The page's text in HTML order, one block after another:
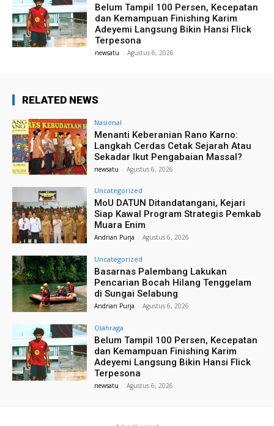
Belum Tampil 100 Persen, Kecepatan
dan Kemampuan Finishing Karim
Adeyemi Langsung Bikin Hansi Flick
Terpesona
newsatu - Agustus 6, 2026
RELATED NEWS
Nasional
Menanti Keberanian Rano Karno:
Langkah Cerdas Cetak Sejarah Atau
Sekadar Ikut Pengabaian Massal?
newsatu - Agustus 6, 2026
Uncategorized
MoU DATUN Ditandatangani, Kejari
Siap Kawal Program Strategis Pemkab
Muara Enim
Andrian Purja - Agustus 6, 2026
Uncategorized
Basarnas Palembang Lakukan
Pencarian Bocah Hilang Tenggelam
di Sungai Selabung
Andrian Purja - Agustus 6, 2026
Olahraga
Belum Tampil 100 Persen, Kecepatan
dan Kemampuan Finishing Karim
Adeyemi Langsung Bikin Hansi Flick
Terpesona
newsatu - Agustus 6, 2026